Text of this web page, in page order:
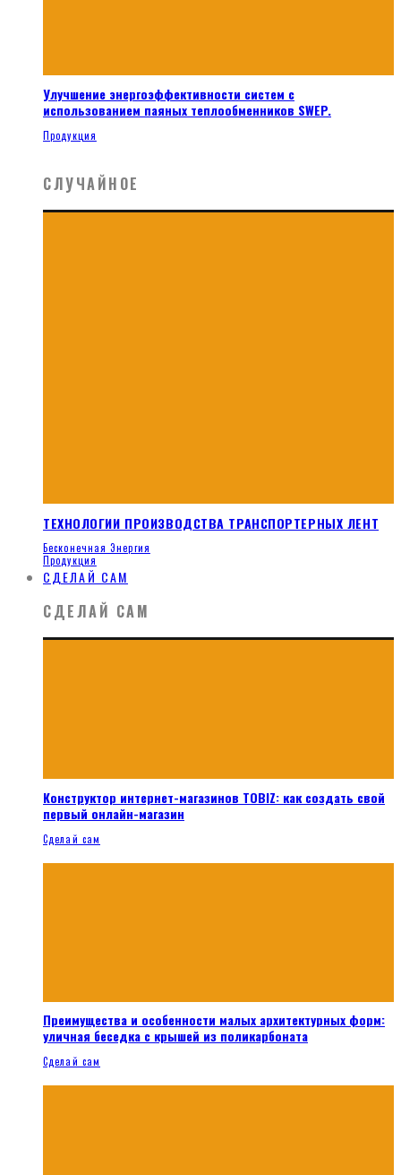
Улучшение энергоэффективности систем с
использованием паяных теплообменников SWEP.
Продукция
СЛУЧАЙНОЕ
ТЕХНОЛОГИИ ПРОИЗВОДСТВА ТРАНСПОРТЕРНЫХ ЛЕНТ
Бесконечная Энергия
Продукция
СДЕЛАЙ САМ
СДЕЛАЙ САМ
Конструктор интернет-магазинов TOBIZ: как создать свой
первый онлайн-магазин
Сделай сам
Преимущества и особенности малых архитектурных форм:
уличная беседка с крышей из поликарбоната
Сделай сам